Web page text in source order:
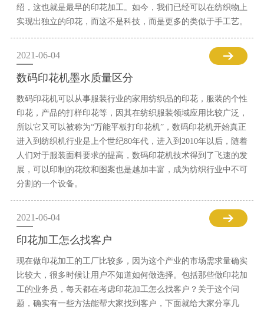
绍，这也就是最早的印花加工。如今，我们已经可以在纺织物上
实现出独立的印花，而这不是科技，而是更多的类似于手工艺。
2021-06-04
数码印花机墨水质量区分
数码印花机可以从事服装行业的家用纺织品的印花，服装的个性
印花，产品的打样印花等，因其在纺织服装领域应用比较广泛，
所以它又可以被称为“万能平板打印花机”，数码印花机开始真正
进入到纺织机行业是上个世纪80年代，进入到2010年以后，随着
人们对于服装面料要求的提高，数码印花机技术得到了飞速的发
展，可以印制的花纹和图案也是越加丰富，成为纺织行业中不可
分割的一个设备。
2021-06-04
印花加工怎么找客户
现在做印花加工的工厂比较多，因为这个产业的市场需求量确实
比较大，很多时候让用户不知道如何做选择。包括那些做印花加
工的业务员，每天都在考虑印花加工怎么找客户？关于这个问
题，确实有一些方法能帮大家找到客户，下面就给大家分享几